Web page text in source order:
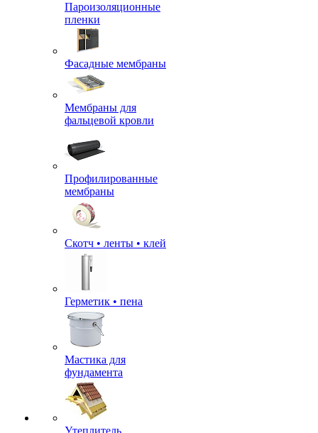
Пароизоляционные
пленки
Фасадные мембраны
Мембраны для
фальцевой кровли
Профилированные
мембраны
Скотч • ленты • клей
Герметик • пена
Мастика для
фундамента
Утеплитель